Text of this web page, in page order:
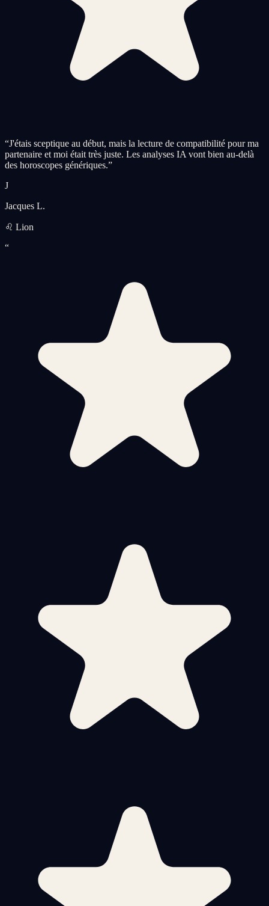
“J'étais sceptique au début, mais la lecture de compatibilité pour ma
partenaire et moi était très juste. Les analyses IA vont bien au-delà
des horoscopes génériques.”
J
Jacques L.
♌ Lion
“